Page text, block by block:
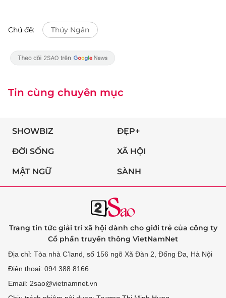
Chủ đề: Thúy Ngân
Tin cùng chuyên mục
SHOWBIZ ĐẸP+
ĐỜI SỐNG XÃ HỘI
MẬT NGỮ SÀNH
Trang tin tức giải trí xã hội dành cho giới trẻ của công ty
Cổ phần truyền thông VietNamNet
Địa chỉ: Tòa nhà C’land, số 156 ngõ Xã Đàn 2, Đống Đa, Hà Nội
Điện thoại: 094 388 8166
Email: 2sao@vietnamnet.vn